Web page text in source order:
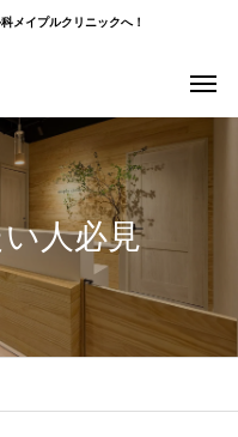
メイプルクリニックへ！
人必見
in
public_html/wp-
on line35